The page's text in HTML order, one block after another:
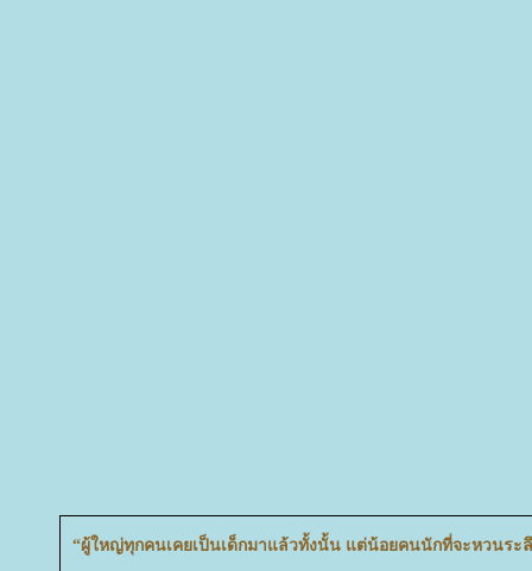
“ผู้ใหญ่ทุกคนเคยเป็นเด็กมาแล้วทั้งนั้น แต่น้อยคนนักที่จะหวนระ